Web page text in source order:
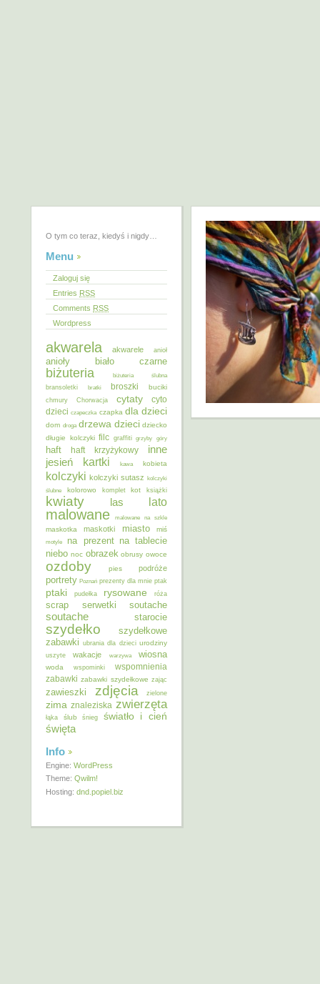
O tym co teraz, kiedyś i nigdy…
Menu
Zaloguj się
Entries RSS
Comments RSS
Wordpress
akwarela akwarele anioł
anioły biało czarne
biżuteria
biżuteria ślubna
bransoletki
bratki broszki buciki
chmury Chorwacja cytaty
cyto
dzieci czapeczka czapka dla dzieci
dom droga drzewa dzieci dziecko
długie kolczyki filc graffiti grzyby góry
haft haft krzyżykowy inne
jesień kartki kawa kobieta
kolczyki kolczyki sutasz kolczyki
ślubne
kolorowo komplet kot książki
kwiaty las lato
malowane malowane na szkle
maskotka maskotki miasto miś
motyle na prezent na tablecie
niebo noc obrazek obrusy owoce
ozdoby pies podróże
portrety Poznań prezenty dla mnie ptak
ptaki pudełka rysowane róża
scrap serwetki soutache
soutache starocie
szydełko
szydełkowe
zabawki ubrania dla dzieci urodziny
uszyte wakacje warzywa wiosna
woda wspominki
wspomnienia
zabawki zabawki szydełkowe zając
zawieszki zdjęcia zielone
zima znaleziska zwierzęta
łąka ślub śnieg światło i cień
święta
Info
Engine: WordPress
Theme: Qwilm!
Hosting: dnd.popiel.biz